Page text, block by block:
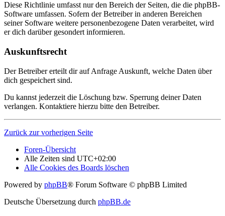
Diese Richtlinie umfasst nur den Bereich der Seiten, die die phpBB-
Software umfassen. Sofern der Betreiber in anderen Bereichen
seiner Software weitere personenbezogene Daten verarbeitet, wird
er dich darüber gesondert informieren.
Auskunftsrecht
Der Betreiber erteilt dir auf Anfrage Auskunft, welche Daten über
dich gespeichert sind.
Du kannst jederzeit die Löschung bzw. Sperrung deiner Daten
verlangen. Kontaktiere hierzu bitte den Betreiber.
Zurück zur vorherigen Seite
Foren-Übersicht
Alle Zeiten sind UTC+02:00
Alle Cookies des Boards löschen
Powered by phpBB® Forum Software © phpBB Limited
Deutsche Übersetzung durch phpBB.de